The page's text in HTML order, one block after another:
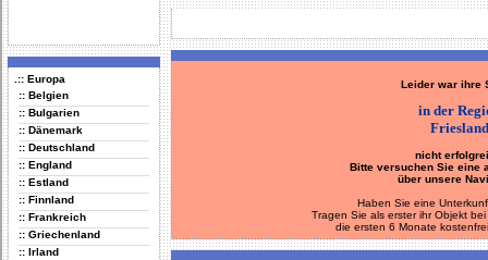
.:: Europa
:: Belgien
:: Bulgarien
:: Dänemark
:: Deutschland
:: England
:: Estland
:: Finnland
:: Frankreich
:: Griechenland
:: Irland
Leider war ihre
in der
Friesland
nicht
Bitte versuchen Sie eine
über unsere
Haben Sie eine
Tragen Sie als erster ihr Objekt
die ersten 6 Monate